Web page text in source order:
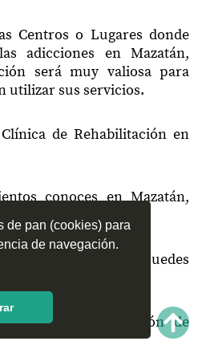
de pan (cookies) para
de navegación.
Centros o Lugares donde
adicciones en Mazatán,
será muy valiosa para
utilizar sus servicios.
de Rehabilitación en
conoces en Mazatán,
de las Clínicas que puedes
de Rehabilitación de